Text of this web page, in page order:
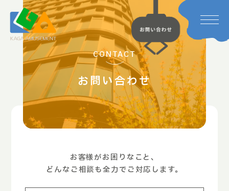
CONTACT
お問い合わせ
お客様がお困りなこと、
どんなご相談も全力でご対応します。